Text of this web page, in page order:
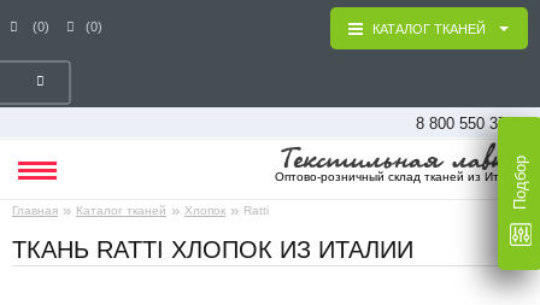
(0) (0)
8 800 550 37 16
Оптово-розничный склад тканей из Италии
Главная » Каталог тканей » Хлопок » Ratti
КАТАЛОГ ТКАНЕЙ
ТКАНЬ RATTI ХЛОПОК ИЗ ИТАЛИИ
Подбор